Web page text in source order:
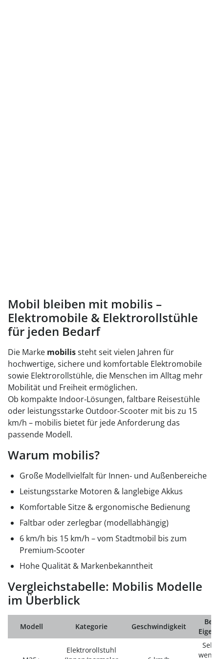
Mobil bleiben mit mobilis –
Elektromobile & Elektrorollstühle
für jeden Bedarf
Die Marke mobilissteht seit vielen Jahren für
hochwertige, sichere und komfortable Elektromobile
sowie Elektrorollstühle, die Menschen im Alltag mehr
Mobilität und Freiheit ermöglichen.
Ob kompakte Indoor‑Lösungen, faltbare Reisestühle
oder leistungsstarke Outdoor‑Scooter mit bis zu 15
km/h – mobilis bietet für jede Anforderung das
passende Modell.
Warum mobilis?
Große Modellvielfalt für Innen‑ und Außenbereiche
Leistungsstarke Motoren & langlebige Akkus
Komfortable Sitze & ergonomische Bedienung
Faltbar oder zerlegbar (modellabhängig)
6 km/h bis 15 km/h – vom Stadtmobil bis zum
Premium‑Scooter
Hohe Qualität & Markenbekanntheit
Vergleichstabelle: Mobilis Modelle
im Überblick
Modell Kategorie Geschwindigkeit
Elektrorollstuhl